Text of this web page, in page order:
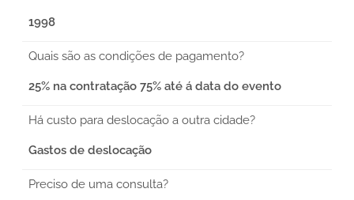
1998
Quais são as condições de pagamento?
25% na contratação 75% até á data do evento
Há custo para deslocação a outra cidade?
Gastos de deslocação
Preciso de uma consulta?